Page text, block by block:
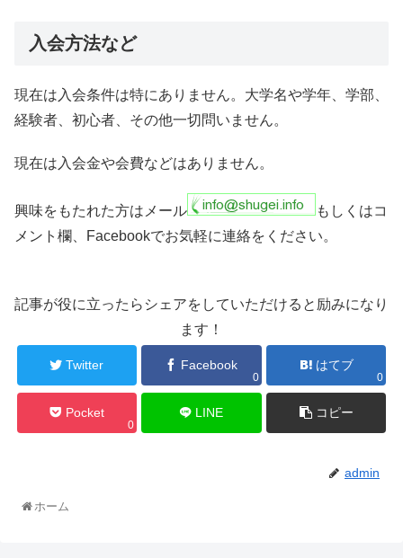
入会方法など
現在は入会条件は特にありません。大学名や学年、学部、
経験者、初心者、その他一切問いません。
現在は入会金や会費などはありません。
興味をもたれた方はメール
もしくはコ
メント欄、Facebookでお気軽に連絡をください。
記事が役に立ったらシェアをしていただけると励みになり
ます！
Twitter Facebook
0
はてブ
0
Pocket
0
LINE コピー
admin
ホーム